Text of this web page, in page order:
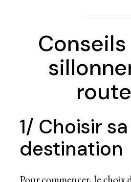
1/ Choisir sa
destination
Pour commencer, le choix